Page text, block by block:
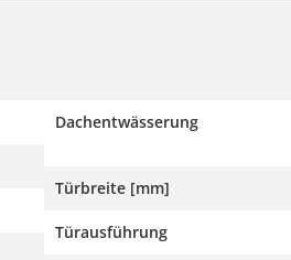
Dachentwässerung
Türbreite [mm]
Türausführung